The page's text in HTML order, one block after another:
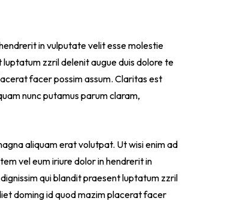
in vulputate velit esse molestie
zzril delenit augue duis dolore te
facer possim assum. Claritas est
nunc putamus parum claram,
aliquam erat volutpat. Ut wisi enim ad
vel eum iriure dolor in hendrerit in
qui blandit praesent luptatum zzril
doming id quod mazim placerat facer